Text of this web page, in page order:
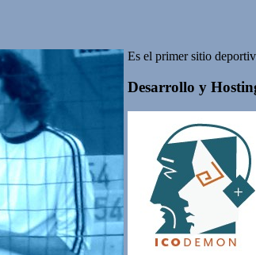
Es el primer sitio
Desarrollo y